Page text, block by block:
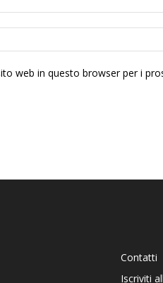
web in questo browser per i
Contatti
Iscriviti